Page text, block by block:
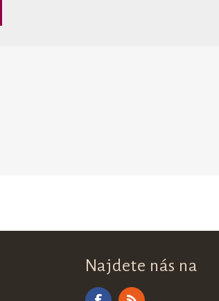
Najdete nás na